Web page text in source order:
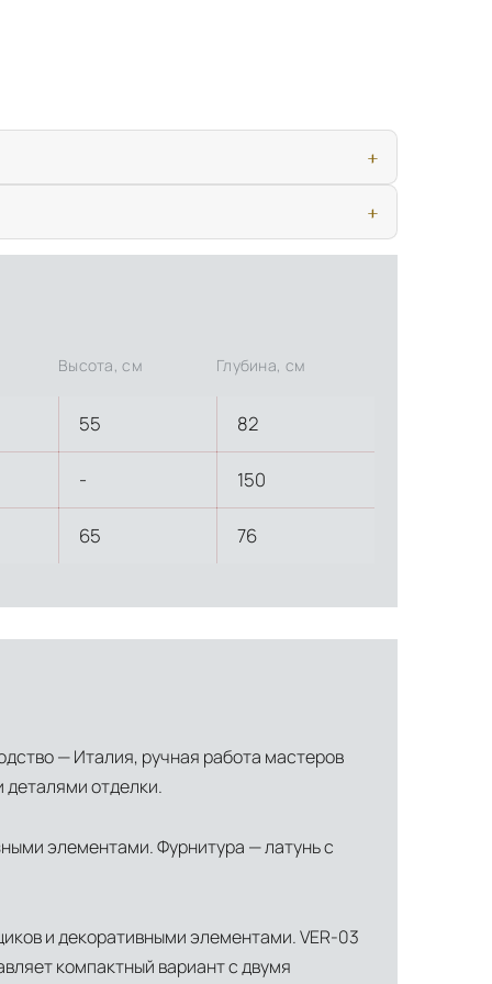
логистических специалистов с опытом работы в
страхование для критичных партий товара.
Высота, см Глубина, см
55 82
- 150
65 76
— Италия, ручная работа мастеров
деталями отделки.
элементами. Фурнитура — латунь с
и декоративными элементами. VER-03
компактный вариант с двумя